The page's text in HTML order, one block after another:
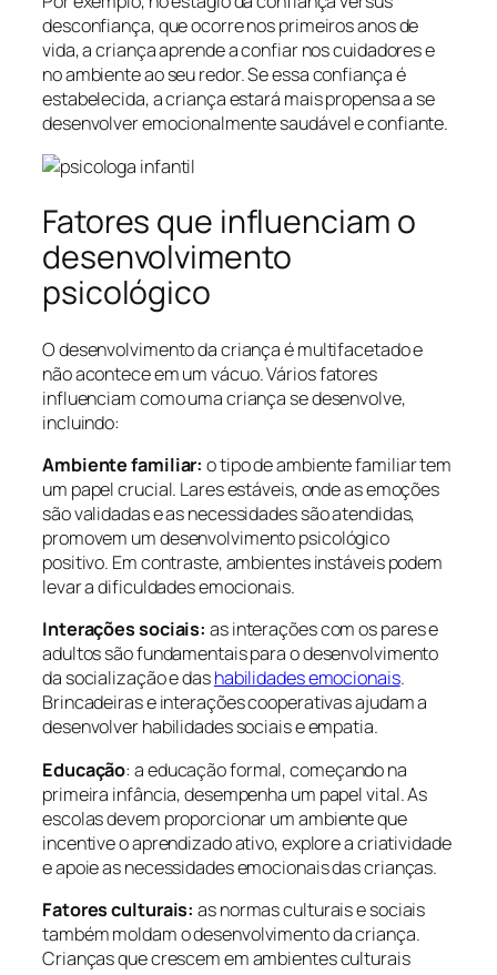
desconfiança, que ocorre nos primeiros anos de
vida, a criança aprende a confiar nos cuidadores e
no ambiente ao seu redor. Se essa confiança é
estabelecida, a criança estará mais propensa a se
desenvolver emocionalmente saudável e confiante.
Fatores que influenciam o
desenvolvimento
psicológico
O desenvolvimento da criança é multifacetado e
não acontece em um vácuo. Vários fatores
influenciam como uma criança se desenvolve,
incluindo:
Ambiente familiar: o tipo de ambiente familiar tem
um papel crucial. Lares estáveis, onde as emoções
são validadas e as necessidades são atendidas,
promovem um desenvolvimento psicológico
positivo. Em contraste, ambientes instáveis podem
levar a dificuldades emocionais.
Interações sociais: as interações com os pares e
adultos são fundamentais para o desenvolvimento
da socialização e dashabilidades emocionais.
Brincadeiras e interações cooperativas ajudam a
desenvolver habilidades sociais e empatia.
Educação: a educação formal, começando na
primeira infância, desempenha um papel vital. As
escolas devem proporcionar um ambiente que
incentive o aprendizado ativo, explore a criatividade
e apoie as necessidades emocionais das crianças.
Fatores culturais: as normas culturais e sociais
também moldam o desenvolvimento da criança.
Crianças que crescem em ambientes culturais